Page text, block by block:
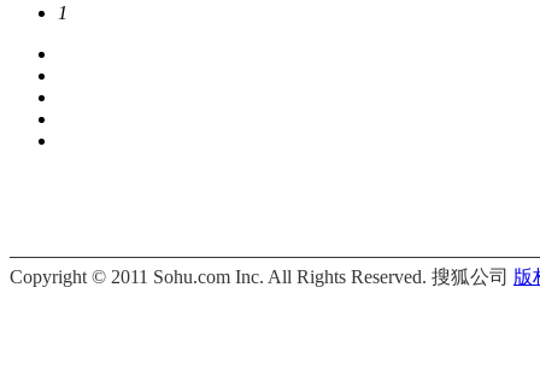
1
Copyright © 2011 Sohu.com Inc. All Rights Reserved. 搜狐公司 版